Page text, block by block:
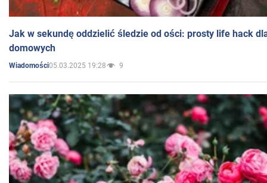
Jak w sekundę oddzielić śledzie od ości: prosty life hack
domowych
Wiadomości05.03.2025 19:28 9